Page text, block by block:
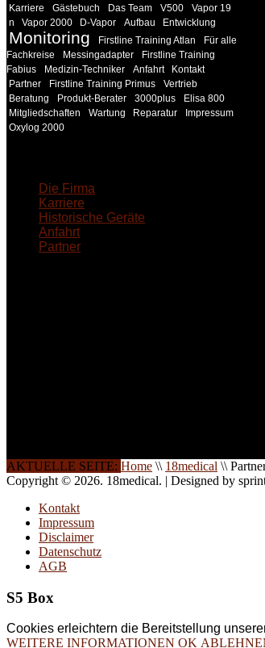
Karriere
Gästebuch Das Team V500
Vapor 19
n
Vapor 2000 D-Vapor Aufbau Entwicklung
Monitoring Firstline Training Atlan
Für alle
Fachkreise
Messingadapter
Firstline Training
Fabius
Medizin-Techniker Anfahrt
Kontakt
Partner
Firstline Training Primus
Vertrieb
Beratung
Produkt-Berater 3000plus
Elisa 800
Mitgliedschaften
Wartung Reparatur
Impressum
Oxylog 2000
Die Firma
Karriere
Historische Geräte
Anfahrt
Partner
AKTUELLE SEITE: Home \\ 18medical \\
Copyright © 2026. 18medical. | Designed by
Kontakt
Impressum
Disclaimer
Datenschutz
AGB
S5 Box
Cookies erleichtern die Bereitstellung
WEITERE INFORMATIONEN OK